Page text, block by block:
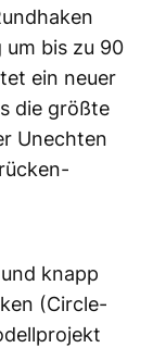
um bis zu 90
ein neuer
die größte
Unechten
knapp
(Circle-